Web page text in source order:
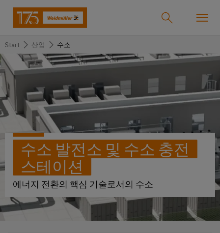
온라인샵
easyConnect
산업
돌
아
가
기
산
업
바
이
드
뮬
솔루션
돌
아
가
기
솔
루
션
기
술
제품
돌
아
가
기
제
품
결
서비스
돌
아
가
기
서
비
스
맞
춤
돌
아
가
기
한
국
지
사
바
돌
아
가
기
회
사
당
Start 산업 수소
수소 발전소 및 수소 충전
스테이션
에너지 전환의 핵심 기술로서의 수소